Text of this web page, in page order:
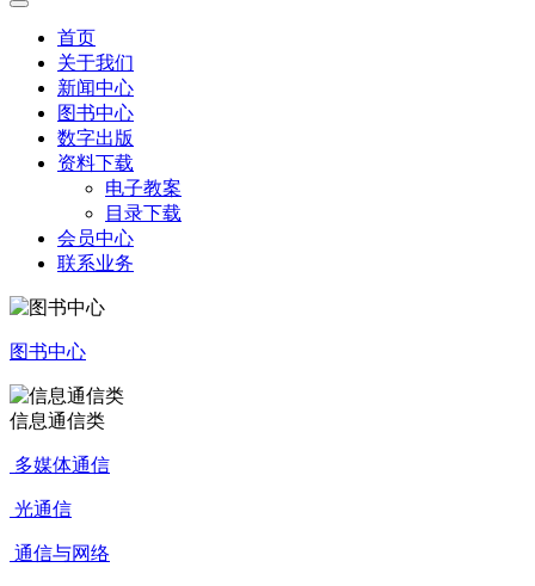
首页
关于我们
新闻中心
图书中心
数字出版
资料下载
电子教案
目录下载
会员中心
联系业务
图书中心
信息通信类
多媒体通信
光通信
通信与网络